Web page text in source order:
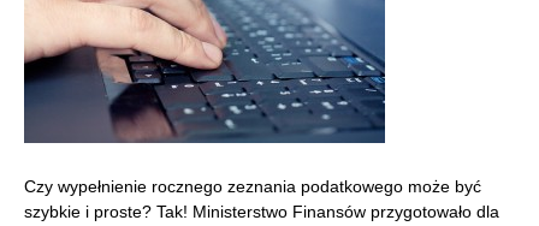
Czy wypełnienie rocznego zeznania podatkowego może być
szybkie i proste? Tak! Ministerstwo Finansów przygotowało dla